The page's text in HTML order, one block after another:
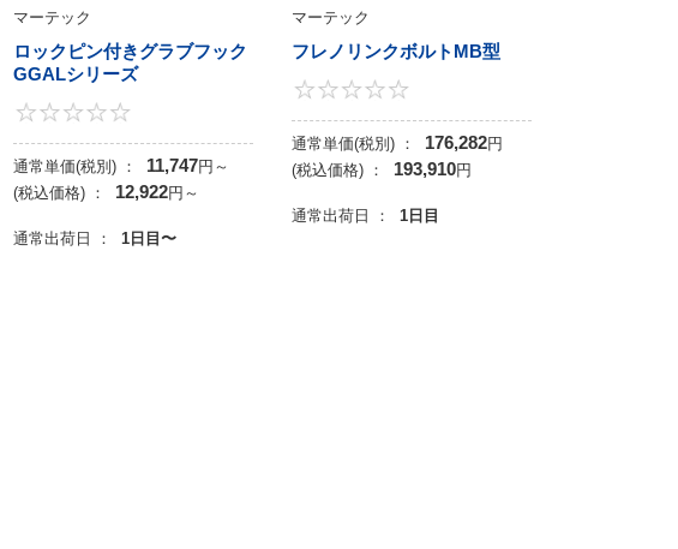
マーテック
ロックピン付きグラブフック
GGALシリーズ
通常単価(税別) ： 11,747円 ～
(税込価格) ：
12,922円 ～
通常出荷日 ： 1日目〜
マーテック
フレノリンクボルトMB型
通常単価(税別) ： 176,282円
(税込価格) ：
193,910円
通常出荷日 ： 1日目